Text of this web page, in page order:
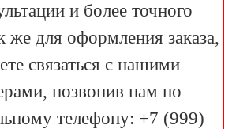
и более точного
же для оформления заказа,
связаться с нашими
позвонив нам по
телефону: +7 (999)